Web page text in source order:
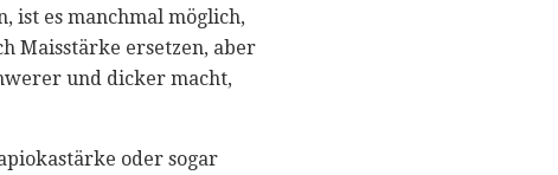
ist es manchmal möglich,
Maisstärke ersetzen, aber
und dicker macht,
oder sogar